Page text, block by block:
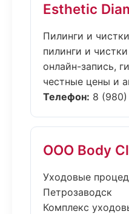
Esthetic
Пилинги и
пилинги и
онлайн-запись,
честные цены и
Телефон: 8
ООО Body
Уходовые
Петрозаводск
Комплекс